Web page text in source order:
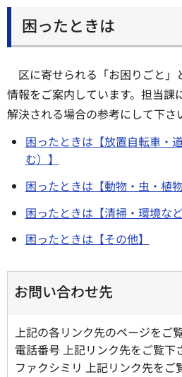
困ったときは
区に寄せられる「お困りごと」
情報をご案内しています。担当課
解決される場合の参考にして下さ
困ったときは【放置自転車・
む）】
困ったときは【動物・虫・植物
困ったときは【清掃・環境など
困ったときは【その他】
お問い合わせ先
上記の各リンク先のページをご
電話番号 上記リンク先をご覧下
ファクシミリ 上記リンク先をご